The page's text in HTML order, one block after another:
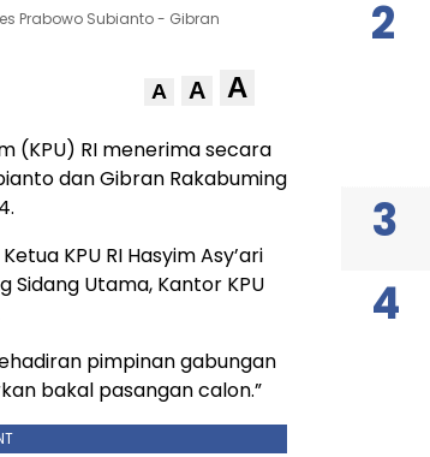
Prabowo Subianto - Gibran
A A A
(KPU) RI menerima secara
dan Gibran Rakabuming
KPU RI Hasyim Asy’ari
Sidang Utama, Kantor KPU
pimpinan gabungan
bakal pasangan calon.”